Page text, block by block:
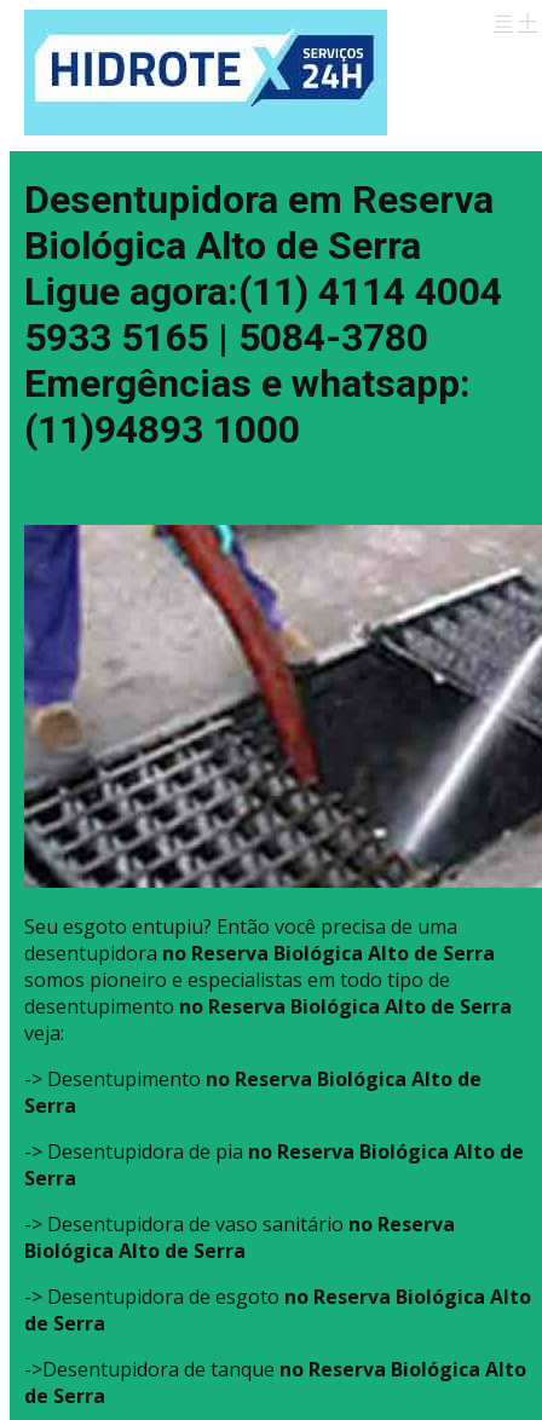
Desentupidora em Reserva
Biológica Alto de Serra
Ligue agora:(11) 4114 4004
5933 5165 | 5084-3780
Emergências e whatsapp:
(11)94893 1000
Seu esgoto entupiu? Então você precisa de uma
desentupidora no Reserva Biológica Alto de Serra
somos pioneiro e especialistas em todo tipo de
desentupimento no Reserva Biológica Alto de Serra
veja:
-> Desentupimento no Reserva Biológica Alto de
Serra
-> Desentupidora de pia no Reserva Biológica Alto de
Serra
-> Desentupidora de vaso sanitário no Reserva
Biológica Alto de Serra
-> Desentupidora de esgoto no Reserva Biológica Alto
de Serra
->Desentupidora de tanque no Reserva Biológica Alto
de Serra